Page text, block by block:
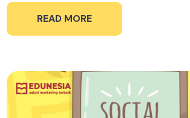
READ MORE